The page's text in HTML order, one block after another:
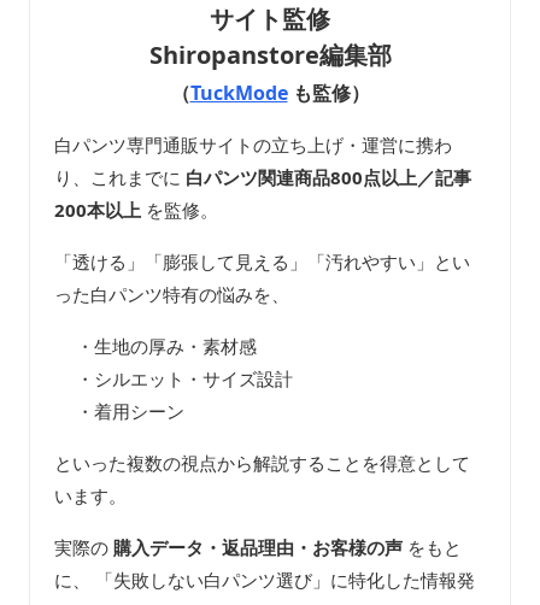
サイト監修
Shiropanstore編集部
（TuckModeも監修）
白パンツ専門通販サイトの立ち上げ・運営に携わ
り、これまでに 白パンツ関連商品800点以上／記事
200本以上 を監修。
「透ける」「膨張して見える」「汚れやすい」とい
った白パンツ特有の悩みを、
・生地の厚み・素材感
・シルエット・サイズ設計
・着用シーン
といった複数の視点から解説することを得意として
います。
実際の 購入データ・返品理由・お客様の声 をもと
に、 「失敗しない白パンツ選び」に特化した情報発